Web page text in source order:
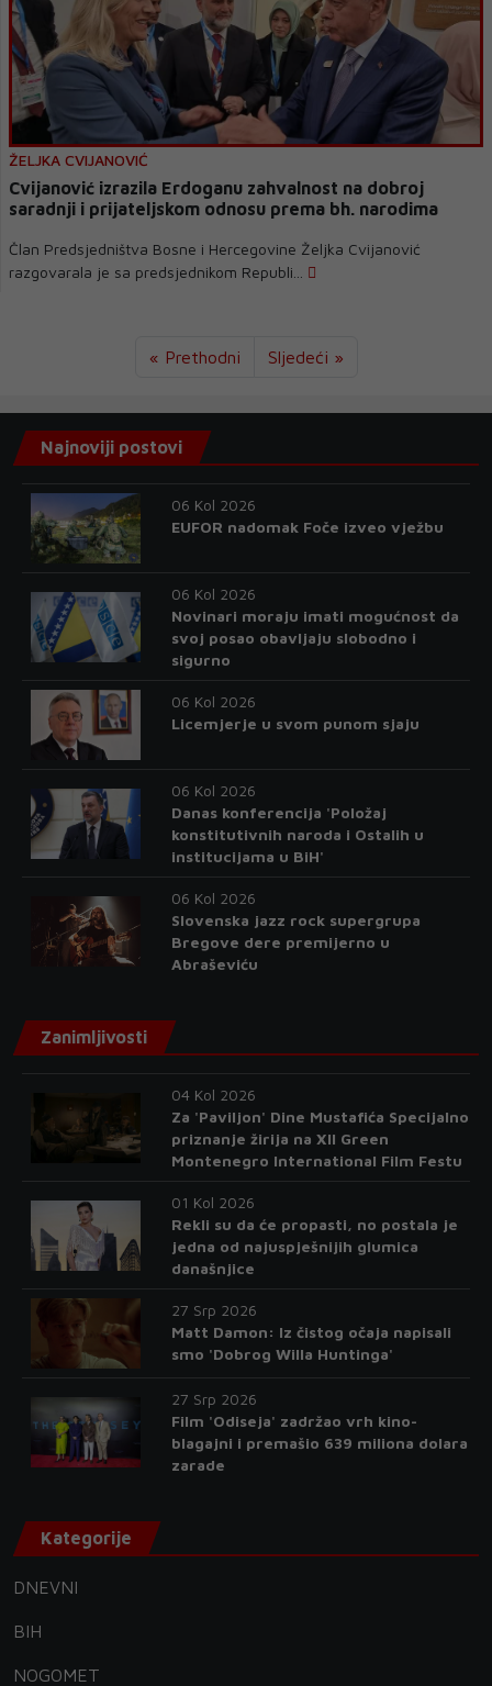
ŽELJKA CVIJANOVIĆ
Cvijanović izrazila Erdoganu zahvalnost na dobroj
saradnji i prijateljskom odnosu prema bh. narodima
Član Predsjedništva Bosne i Hercegovine Željka Cvijanović
razgovarala je sa predsjednikom Republi...
« Prethodni Sljedeći »
Najnoviji postovi
06 Kol 2026
EUFOR nadomak Foče izveo vježbu
06 Kol 2026
Novinari moraju imati mogućnost da
svoj posao obavljaju slobodno i
sigurno
06 Kol 2026
Licemjerje u svom punom sjaju
06 Kol 2026
Danas konferencija 'Položaj
konstitutivnih naroda i Ostalih u
institucijama u BiH'
06 Kol 2026
Slovenska jazz rock supergrupa
Bregove dere premijerno u
Abraševiću
Zanimljivosti
04 Kol 2026
Za 'Paviljon' Dine Mustafića Specijalno
priznanje žirija na XII Green
Montenegro International Film Festu
01 Kol 2026
Rekli su da će propasti, no postala je
jedna od najuspješnijih glumica
današnjice
27 Srp 2026
Matt Damon: Iz čistog očaja napisali
smo 'Dobrog Willa Huntinga'
27 Srp 2026
Film 'Odiseja' zadržao vrh kino-
blagajni i premašio 639 miliona dolara
zarade
Kategorije
DNEVNI
BIH
NOGOMET